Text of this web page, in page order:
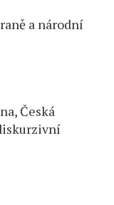
a národní
Česká